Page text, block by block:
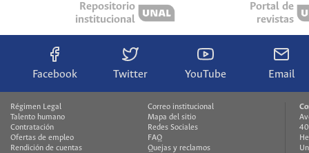
Repositorio
institucional
Portal de
revistas
Facebook Twitter YouTube Email
Régimen Legal
Talento humano
Contratación
Ofertas de empleo
Rendición de cuentas
Correo institucional
Mapa del sitio
Redes Sociales
FAQ
Quejas y reclamos